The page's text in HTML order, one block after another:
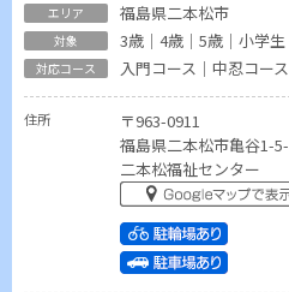
福島県二本松市
3歳｜4歳｜5歳｜小学生
入門コース｜中忍コー
住所
〒963-0911
福島県二本松市亀谷1-
二本松福祉センター